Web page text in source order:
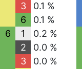
3
0.1 %
6
0.1 %
6
1
0.2 %
2
0.0 %
3
0.0 %